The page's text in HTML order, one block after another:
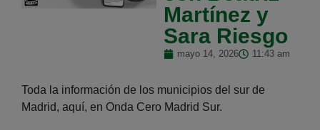
Martínez y
Sara Riesgo
mayo 14, 2026 11:43 am
Toda la información de los municipios del sur de
Madrid, aquí, en Onda Cero Madrid Sur.